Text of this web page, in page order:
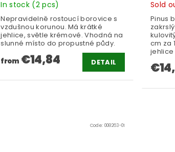
In stock (2 pcs)
Nepravidelně rostoucí borovice s
vzdušnou korunou. Má krátké
jehlice, světle krémové. Vhodná na
slunné místo do propustné půdy.
from €14,84 DETAIL
Sold
Pinus
cm za
jehlice
Code: 008263-01